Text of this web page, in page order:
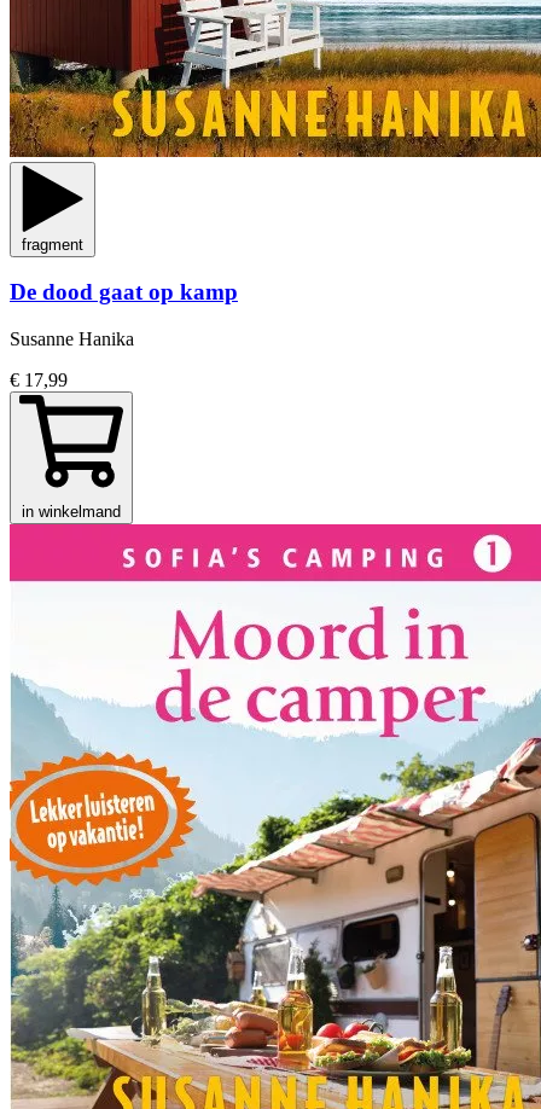
fragment
De dood gaat op kamp
Susanne Hanika
€ 17,99
in winkelmand